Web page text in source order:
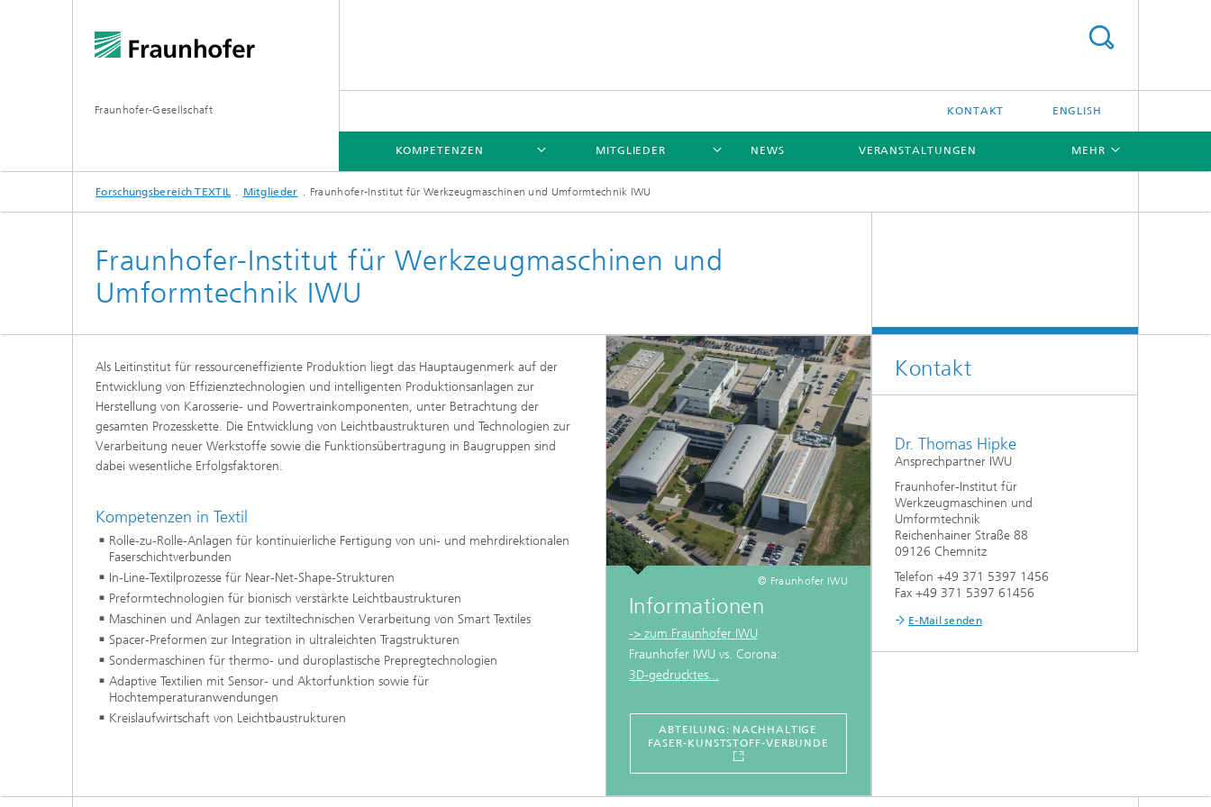
Fraunhofer-Gesellschaft KONTAKT ENGLISH
KOMPETENZEN
KOMPETENZEN
MITGLIEDER
MITGLIEDER
NEWS VERANSTALTUNGEN MEHR
Forschungsbereich TEXTIL Mitglieder Fraunhofer-Institut für Werkzeugmaschinen und Umformtechnik IWU
Fraunhofer-Institut für Werkzeugmaschinen und
Umformtechnik IWU
Als Leitinstitut für ressourceneffiziente Produktion liegt das Hauptaugenmerk auf der
Entwicklung von Effizienztechnologien und intelligenten Produktionsanlagen zur
Herstellung von Karosserie- und Powertrainkomponenten, unter Betrachtung der
gesamten Prozesskette. Die Entwicklung von Leichtbaustrukturen und Technologien zur
Verarbeitung neuer Werkstoffe sowie die Funktionsübertragung in Baugruppen sind
dabei wesentliche Erfolgsfaktoren.
Kompetenzen in Textil
Rolle-zu-Rolle-Anlagen für kontinuierliche Fertigung von uni- und mehrdirektionalen
Faserschichtverbunden
In-Line-Textilprozesse für Near-Net-Shape-Strukturen
Preformtechnologien für bionisch verstärkte Leichtbaustrukturen
Maschinen und Anlagen zur textiltechnischen Verarbeitung von Smart Textiles
Spacer-Preformen zur Integration in ultraleichten Tragstrukturen
Sondermaschinen für thermo- und duroplastische Prepregtechnologien
Adaptive Textilien mit Sensor- und Aktorfunktion sowie für
Hochtemperaturanwendungen
Kreislaufwirtschaft von Leichtbaustrukturen
© Fraunhofer IWU
Informationen
-> zum Fraunhofer IWU
Fraunhofer IWU vs. Corona:
3D-gedrucktes...
ABTEILUNG: NACHHALTIGE
FASER-KUNSTSTOFF-VERBUNDE
Kontakt
Dr. Thomas Hipke
Ansprechpartner IWU
Fraunhofer-Institut für
Werkzeugmaschinen und
Umformtechnik
Reichenhainer Straße 88
09126 Chemnitz
Telefon +49 371 5397 1456
Fax +49 371 5397 61456
E-Mail senden